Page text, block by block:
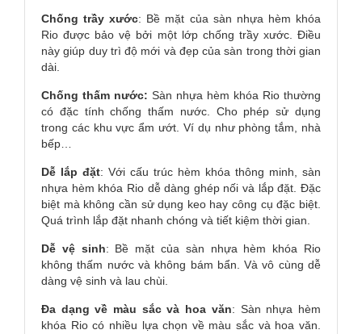
Chống trầy xước: Bề mặt của sàn nhựa hèm khóa
Rio được bảo vệ bởi một lớp chống trầy xước. Điều
này giúp duy trì độ mới và đẹp của sàn trong thời gian
dài.
Chống thấm nước: Sàn nhựa hèm khóa Rio thường
có đặc tính chống thấm nước. Cho phép sử dụng
trong các khu vực ẩm ướt. Ví dụ như phòng tắm, nhà
bếp…
Dễ lắp đặt: Với cấu trúc hèm khóa thông minh, sàn
nhựa hèm khóa Rio dễ dàng ghép nối và lắp đặt. Đặc
biệt mà không cần sử dụng keo hay công cụ đặc biệt.
Quá trình lắp đặt nhanh chóng và tiết kiệm thời gian.
Dễ vệ sinh: Bề mặt của sàn nhựa hèm khóa Rio
không thấm nước và không bám bẩn. Và vô cùng dễ
dàng vệ sinh và lau chùi.
Đa dạng về màu sắc và hoa văn: Sàn nhựa hèm
khóa Rio có nhiều lựa chọn về màu sắc và hoa văn.